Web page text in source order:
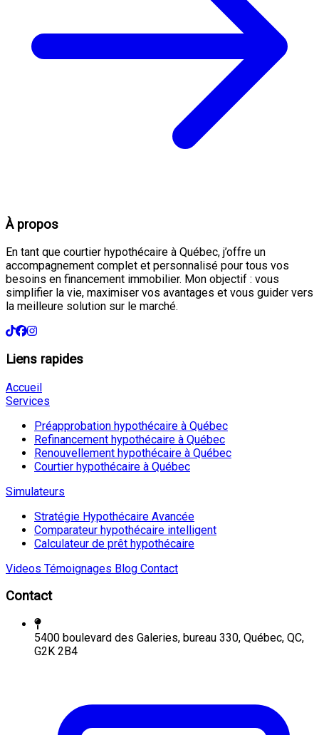
À propos
En tant que courtier hypothécaire à Québec, j’offre un
accompagnement complet et personnalisé pour tous vos
besoins en financement immobilier. Mon objectif : vous
simplifier la vie, maximiser vos avantages et vous guider vers
la meilleure solution sur le marché.
Liens rapides
Accueil
Services
Préapprobation hypothécaire à Québec
Refinancement hypothécaire à Québec
Renouvellement hypothécaire à Québec
Courtier hypothécaire à Québec
Simulateurs
Stratégie Hypothécaire Avancée
Comparateur hypothécaire intelligent
Calculateur de prêt hypothécaire
Videos Témoignages Blog Contact
Contact
5400 boulevard des Galeries, bureau 330, Québec, QC,
G2K 2B4